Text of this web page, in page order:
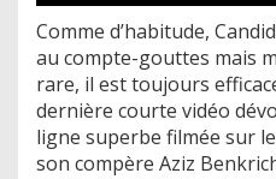
Comme d’habitude,
au compte-gouttes mais
rare, il est toujours
dernière courte vidéo
ligne superbe filmée sur
son compère Aziz